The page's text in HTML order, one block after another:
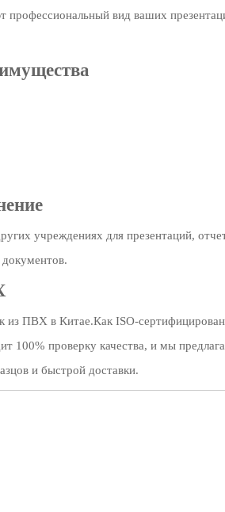
профессиональный вид ваших
учреждениях для презентаций,
из ПВХ в Китае.Как ISO-
100% проверку качества, и мы
и быстрой доставки.